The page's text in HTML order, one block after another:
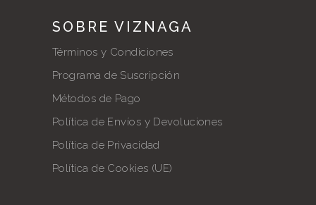
SOBRE VIZNAGA
Términos y Condiciones
Programa de Suscripción
Métodos de Pago
Política de Envíos y Devoluciones
Política de Privacidad
Política de Cookies (UE)